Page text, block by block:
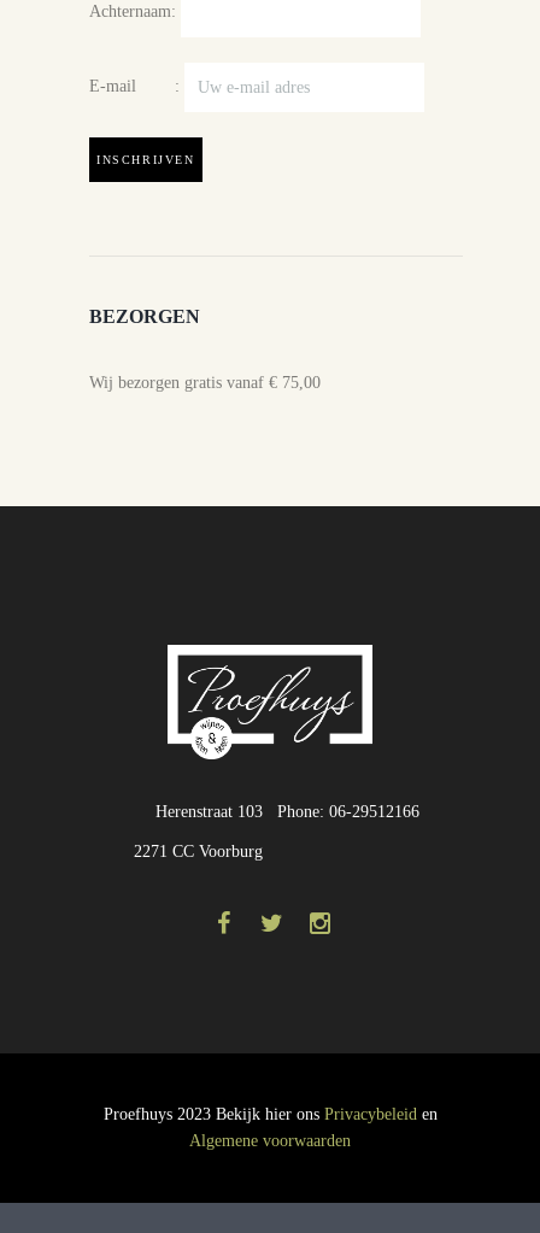
Achternaam:
E-mail :
BEZORGEN
Wij bezorgen gratis vanaf € 75,00
Phone: 06-29512166
Herenstraat 103
2271 CC Voorburg
Proefhuys 2023 Bekijk hier ons Privacybeleiden
Algemene voorwaarden